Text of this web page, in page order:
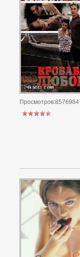
Просмотров:8576984